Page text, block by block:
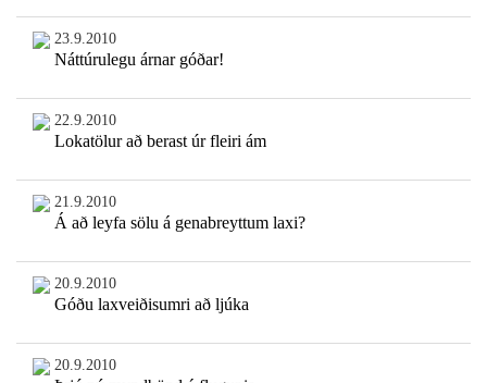
23.9.2010
Náttúrulegu árnar góðar!
22.9.2010
Lokatölur að berast úr fleiri ám
21.9.2010
Á að leyfa sölu á genabreyttum laxi?
20.9.2010
Góðu laxveiðisumri að ljúka
20.9.2010